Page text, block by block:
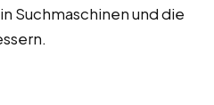
Suchmaschinen und die